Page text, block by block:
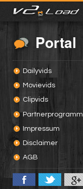
Portal
Dailyvids
Movievids
Clipvids
Partnerprogramm
Impressum
Disclaimer
AGB